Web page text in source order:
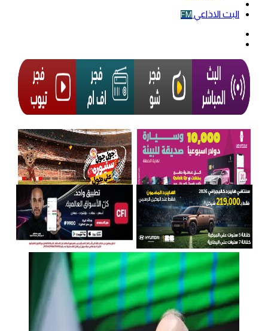
البث الاذاعي FM